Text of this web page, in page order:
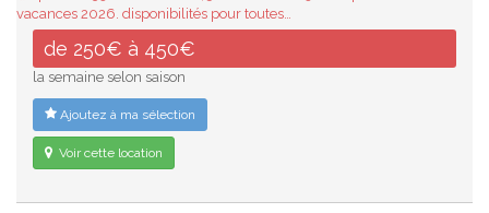
vacances 2026. disponibilités pour toutes…
de 250€ à 450€
la semaine selon saison
Ajoutez à ma sélection
Voir cette location